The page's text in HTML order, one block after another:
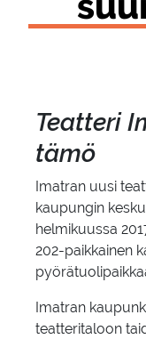
Teat­te­ri
tä­mö
Imatran uusi
kaupungin
helmikuussa
202-paikkainen
Imatran
teatteritaloon